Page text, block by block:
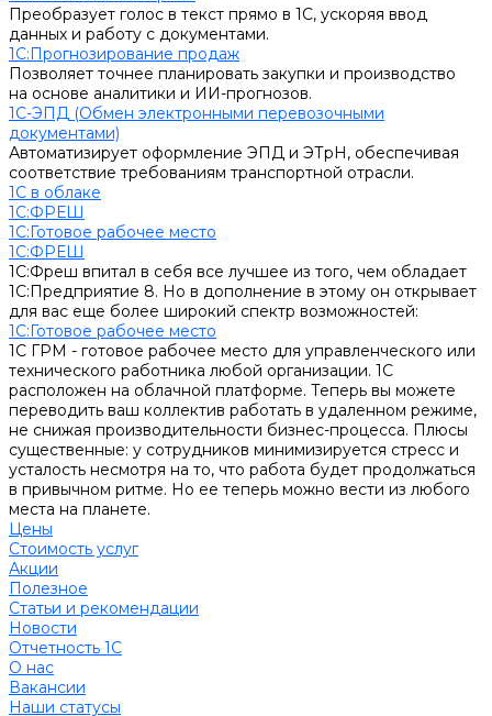
Преобразует голос в текст прямо в 1С, ускоряя ввод
данных и работу с документами.
1С:Прогнозирование продаж
Позволяет точнее планировать закупки и производство
на основе аналитики и ИИ-прогнозов.
1С-ЭПД (Обмен электронными перевозочными
документами)
Автоматизирует оформление ЭПД и ЭТрН, обеспечивая
соответствие требованиям транспортной отрасли.
1С в облаке
1С:ФРЕШ
1C:Готовое рабочее место
1С:ФРЕШ
1С:Фреш впитал в себя все лучшее из того, чем обладает
1С:Предприятие 8. Но в дополнение в этому он открывает
для вас еще более широкий спектр возможностей:
1C:Готовое рабочее место
1С ГРМ - готовое рабочее место для управленческого или
технического работника любой организации. 1С
расположен на облачной платформе. Теперь вы можете
переводить ваш коллектив работать в удаленном режиме,
не снижая производительности бизнес-процесса. Плюсы
существенные: у сотрудников минимизируется стресс и
усталость несмотря на то, что работа будет продолжаться
в привычном ритме. Но ее теперь можно вести из любого
места на планете.
Цены
Стоимость услуг
Акции
Полезное
Cтатьи и рекомендации
Новости
Отчетность 1С
О нас
Вакансии
Наши статусы